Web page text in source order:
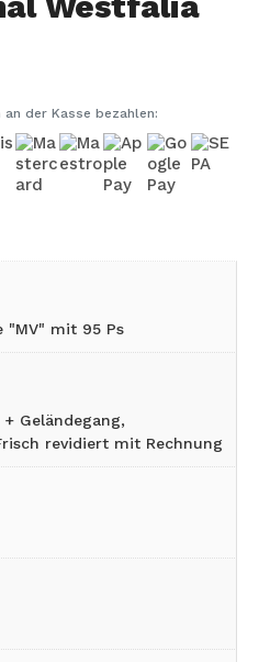
an der Kasse bezahlen:
"MV" mit 95 Ps
Geländegang,
revidiert mit Rechnung